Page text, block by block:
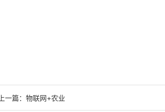
上一篇： 物联网+农业